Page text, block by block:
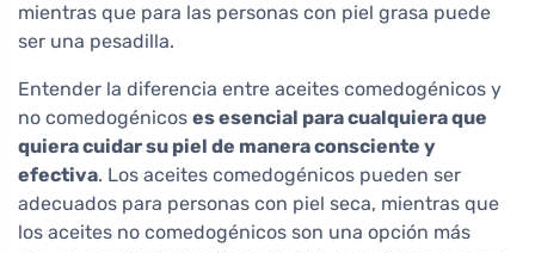
mientras que para las personas con piel grasa puede
ser una pesadilla.
Entender la diferencia entre aceites comedogénicos y
no comedogénicos es esencial para cualquiera que
quiera cuidar su piel de manera consciente y
efectiva. Los aceites comedogénicos pueden ser
adecuados para personas con piel seca, mientras que
los aceites no comedogénicos son una opción más